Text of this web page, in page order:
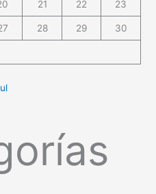
21 22 23
28 29 30